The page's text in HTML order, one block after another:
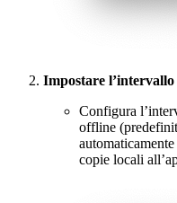
Impostare
Configura
offline
copie locali